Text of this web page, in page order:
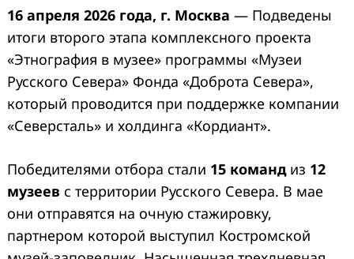
16 апреля 2026 года, г. Москва — Подведены
итоги второго этапа комплексного проекта
«Этнография в музее» программы «Музеи
Русского Севера» Фонда «Доброта Севера»,
который проводится при поддержке компании
«Северсталь» и холдинга «Кордиант».
Победителями отбора стали 15 команд из 12
музеев с территории Русского Севера. В мае
они отправятся на очную стажировку,
партнером которой выступил Костромской